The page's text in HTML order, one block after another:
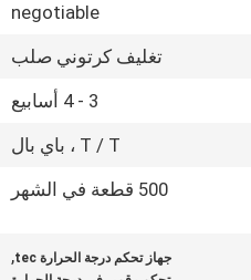
negotiable
تغليف كرتوني صلب
3 - 4 أسابيع
T / T ، باي بال
500 قطعة في الشهر
جهاز تحكم درجة الحرارة tec ,